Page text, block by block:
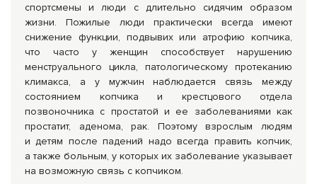
спортсмены и люди с длительно сидячим образом
жизни. Пожилые люди практически всегда имеют
снижение функции, подвывих или атрофию копчика,
что часто у женщин способствует нарушению
менструального цикла, патологическому протеканию
климакса, а у мужчин наблюдается связь между
состоянием копчика и крестцового отдела
позвоночника с простатой и ее заболеваниями как
простатит, аденома, рак. Поэтому взрослым людям
и детям после падений надо всегда править копчик,
а также больным, у которых их заболевание указывает
на возможную связь с копчиком.